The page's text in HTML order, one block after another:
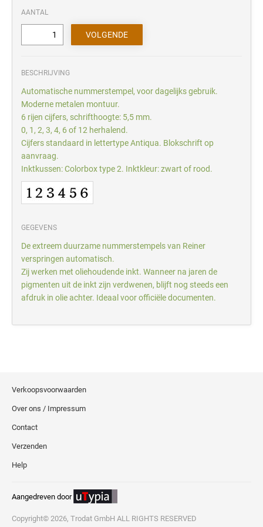
AANTAL
BESCHRIJVING
Automatische nummerstempel, voor dagelijks gebruik.
Moderne metalen montuur.
6 rijen cijfers, schrifthoogte: 5,5 mm.
0, 1, 2, 3, 4, 6 of 12 herhalend.
Cijfers standaard in lettertype Antiqua. Blokschrift op
aanvraag.
Inktkussen: Colorbox type 2. Inktkleur: zwart of rood.
GEGEVENS
De extreem duurzame nummerstempels van Reiner
verspringen automatisch.
Zij werken met oliehoudende inkt. Wanneer na jaren de
pigmenten uit de inkt zijn verdwenen, blijft nog steeds een
afdruk in olie achter. Ideaal voor officiële documenten.
Verkoopsvoorwaarden
Over ons / Impressum
Contact
Verzenden
Help
Aangedreven door
Copyright© 2026, Trodat GmbH ALL RIGHTS RESERVED